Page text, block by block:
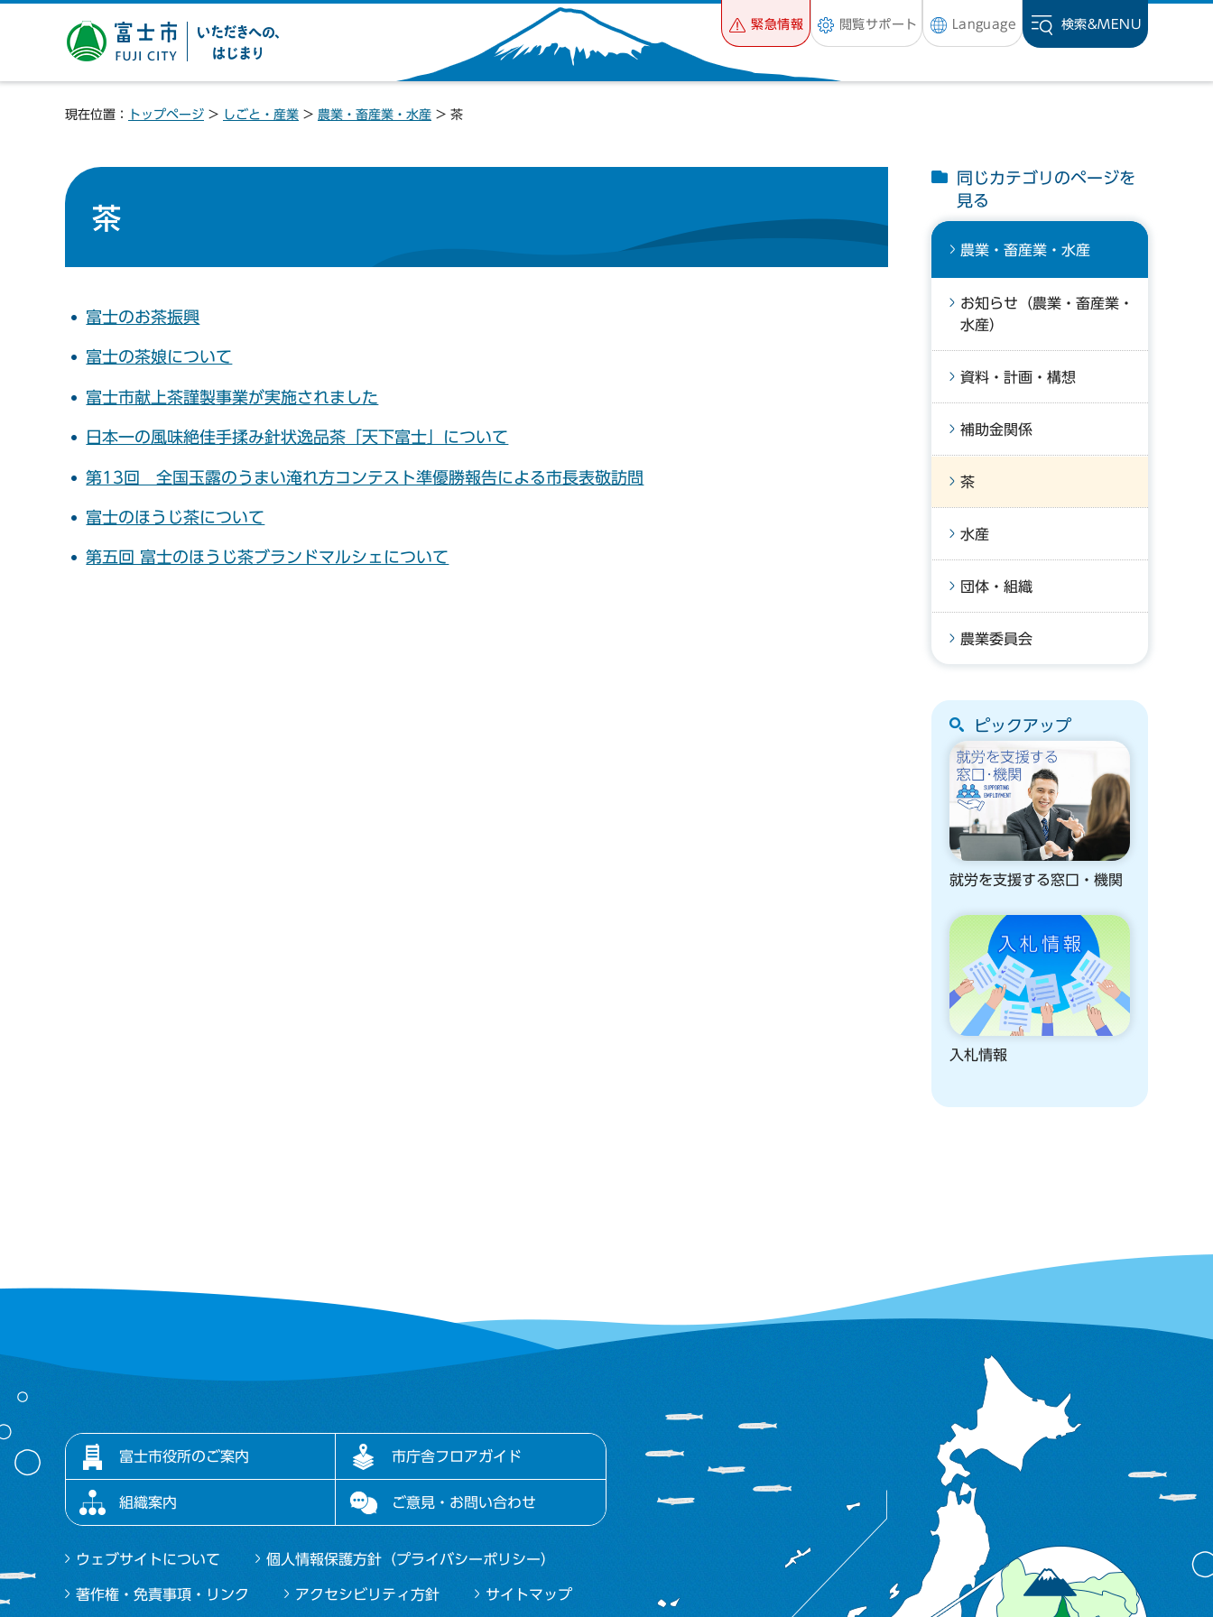
富士市 いただきへの、は
じまり
緊急情報 閲覧サポート Language 検索&MENU
現在位置： トップページ > しごと・産業 > 農業・畜産業・水産 > 茶
茶
富士のお茶振興
富士の茶娘について
富士市献上茶謹製事業が実施されました
日本一の風味絶佳手揉み針状逸品茶「天下富士」について
第13回 全国玉露のうまい淹れ方コンテスト準優勝報告による市長表敬訪問
富士のほうじ茶について
第五回 富士のほうじ茶ブランドマルシェについて
同じカテゴリのページを
見る
農業・畜産業・水産
お知らせ（農業・畜産業・
水産）
資料・計画・構想
補助金関係
茶
水産
団体・組織
農業委員会
ピックアップ
就労を支援する窓口・機関
入札情報
富士市役所のご案内 市庁舎フロアガイド
組織案内 ご意見・お問い合わせ
ウェブサイトについて 個人情報保護方針（プライバシーポリシー）
著作権・免責事項・リンク アクセシビリティ方針 サイトマップ